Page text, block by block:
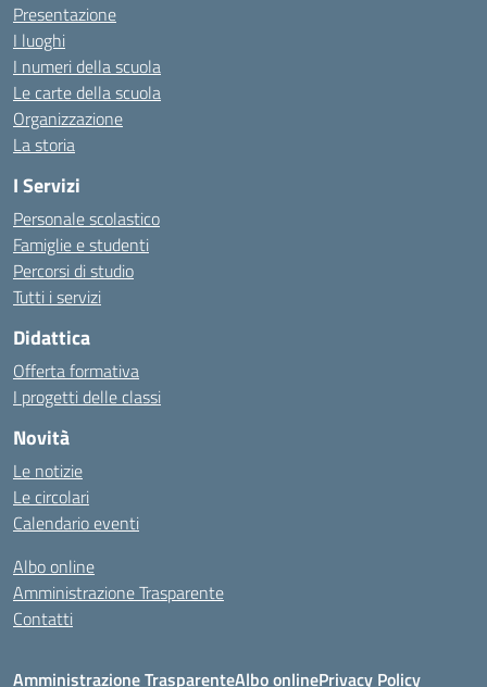
Presentazione
I luoghi
I numeri della scuola
Le carte della scuola
Organizzazione
La storia
I Servizi
Personale scolastico
Famiglie e studenti
Percorsi di studio
Tutti i servizi
Didattica
Offerta formativa
I progetti delle classi
Novità
Le notizie
Le circolari
Calendario eventi
Albo online
Amministrazione Trasparente
Contatti
Amministrazione TrasparenteAlbo onlinePrivacy Policy